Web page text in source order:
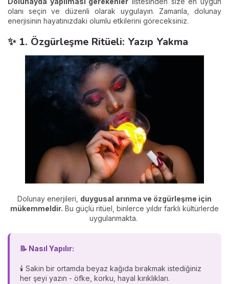
olanı seçin ve düzenli olarak uygulayın. Zamanla, dolunay
enerjisinin hayatınızdaki olumlu etkilerini göreceksiniz.
✨ 1. Özgürleşme Ritüeli: Yazıp Yakma
Dolunay enerjileri, duygusal arınma ve özgürleşme için
mükemmeldir. Bu güçlü ritüel, binlerce yıldır farklı kültürlerde
uygulanmakta.
📝 Nasıl Yapılır:
🕯️ Sakin bir ortamda beyaz kağıda bırakmak istediğiniz
her şeyi yazın - öfke, korku, hayal kırıklıkları.